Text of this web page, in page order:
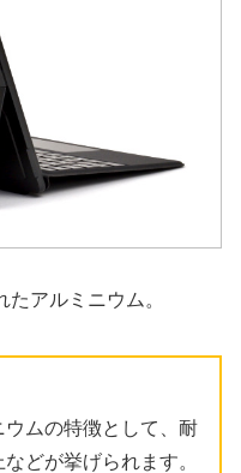
アルミニウム。
ムの特徴として、耐
どが挙げられます。